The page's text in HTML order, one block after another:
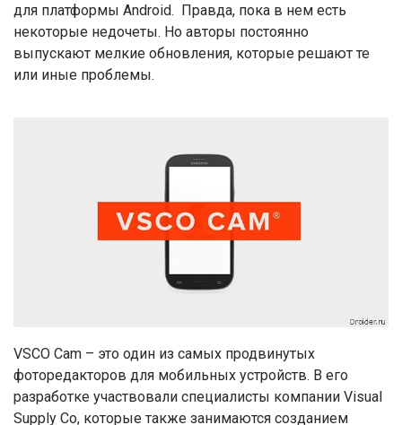
для платформы Android. Правда, пока в нем есть
некоторые недочеты. Но авторы постоянно
выпускают мелкие обновления, которые решают те
или иные проблемы.
VSCO Cam – это один из самых продвинутых
фоторедакторов для мобильных устройств. В его
разработке участвовали специалисты компании Visual
Supply Co, которые также занимаются созданием